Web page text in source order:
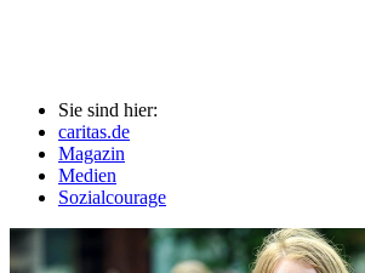
Sie sind hier:
caritas.de
Magazin
Medien
Sozialcourage